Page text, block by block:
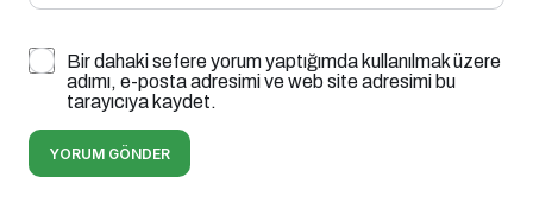
Bir dahaki sefere yorum yaptığımda kullanılmak üzere
adımı, e-posta adresimi ve web site adresimi bu
tarayıcıya kaydet.
YORUM GÖNDER